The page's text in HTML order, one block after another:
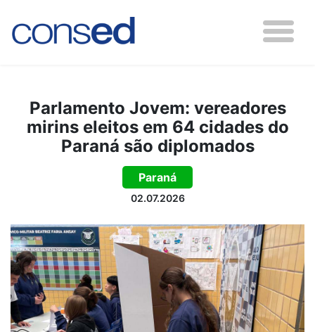
Parlamento Jovem: vereadores
mirins eleitos em 64 cidades do
Paraná são diplomados
Paraná
02.07.2026